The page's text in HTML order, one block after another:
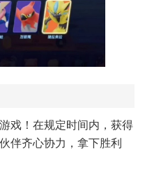
戏！在规定时间内，获得
伴齐心协力，拿下胜利